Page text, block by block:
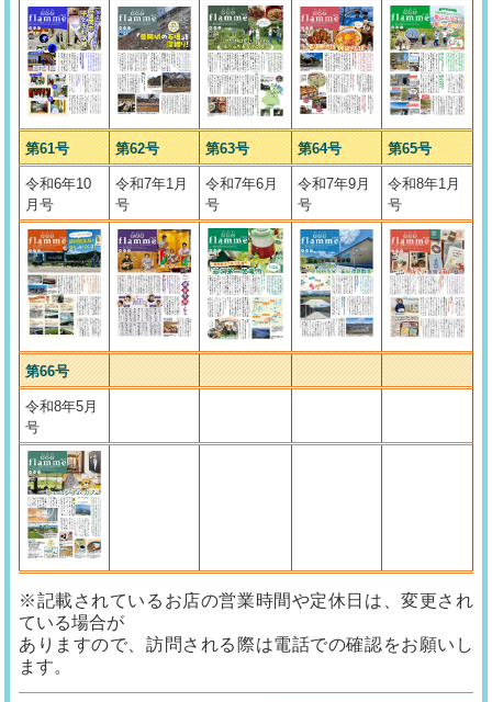
第61号 第62号 第63号 第64号 第65号
令和6年10
月号
令和7年1月
号
令和7年6月
号
令和7年9月
号
令和8年1月
号
第66号
令和8年5月
号
※記載されているお店の営業時間や定休日は、変更され
ている場合が
ありますので、訪問される際は電話での確認をお願いし
ます。